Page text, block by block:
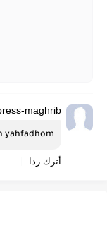
maghrib
yahfadhom
أترك ردا